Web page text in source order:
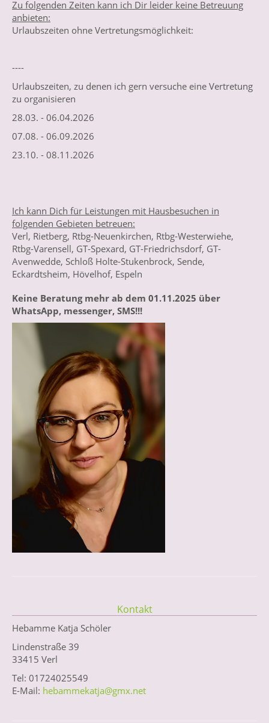
Zu folgenden Zeiten kann ich Dir leider keine Betreuung
anbieten:
Urlaubszeiten ohne Vertretungsmöglichkeit:
----
Urlaubszeiten, zu denen ich gern versuche eine Vertretung
zu organisieren
28.03. - 06.04.2026
07.08. - 06.09.2026
23.10. - 08.11.2026
Ich kann Dich für Leistungen mit Hausbesuchen in
folgenden Gebieten betreuen:
Verl, Rietberg, Rtbg-Neuenkirchen, Rtbg-Westerwiehe,
Rtbg-Varensell, GT-Spexard, GT-Friedrichsdorf, GT-
Avenwedde, Schloß Holte-Stukenbrock, Sende,
Eckardtsheim, Hövelhof, Espeln
Keine Beratung mehr ab dem 01.11.2025 über
WhatsApp, messenger, SMS!!!
Kontakt
Hebamme Katja Schöler
Lindenstraße 39
33415 Verl
Tel: 01724025549
E-Mail: hebammekatja@gmx.net